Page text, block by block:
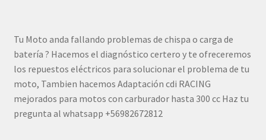
Tu Moto anda fallando problemas de chispa o carga de
batería ? Hacemos el diagnóstico certero y te ofreceremos
los repuestos eléctricos para solucionar el problema de tu
moto, Tambien hacemos Adaptación cdi RACING
mejorados para motos con carburador hasta 300 cc Haz tu
pregunta al whatsapp +56982672812